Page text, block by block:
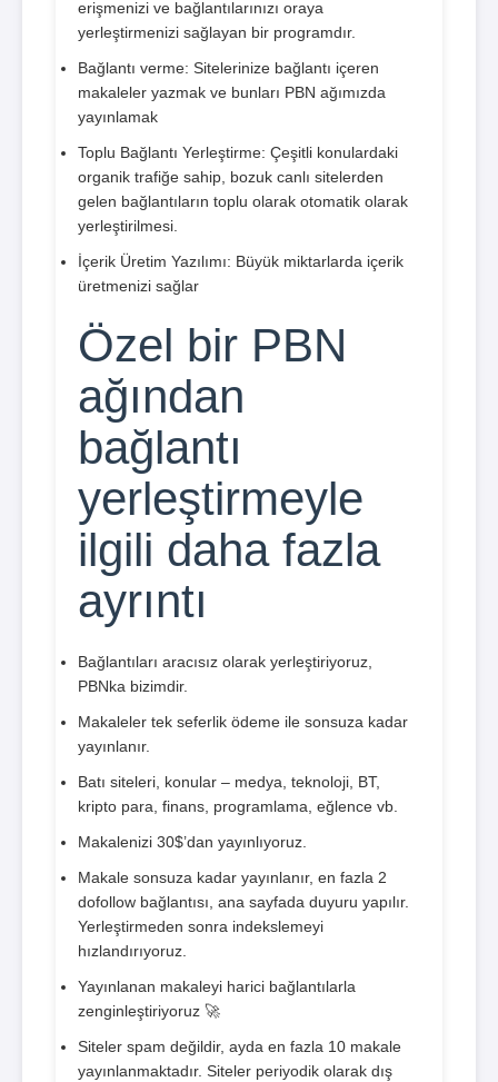
erişmenizi ve bağlantılarınızı oraya
yerleştirmenizi sağlayan bir programdır.
Bağlantı verme: Sitelerinize bağlantı içeren
makaleler yazmak ve bunları PBN ağımızda
yayınlamak
Toplu Bağlantı Yerleştirme: Çeşitli konulardaki
organik trafiğe sahip, bozuk canlı sitelerden
gelen bağlantıların toplu olarak otomatik olarak
yerleştirilmesi.
İçerik Üretim Yazılımı: Büyük miktarlarda içerik
üretmenizi sağlar
Özel bir PBN
ağından
bağlantı
yerleştirmeyle
ilgili daha fazla
ayrıntı
Bağlantıları aracısız olarak yerleştiriyoruz,
PBNka bizimdir.
Makaleler tek seferlik ödeme ile sonsuza kadar
yayınlanır.
Batı siteleri, konular – medya, teknoloji, BT,
kripto para, finans, programlama, eğlence vb.
Makalenizi 30$’dan yayınlıyoruz.
Makale sonsuza kadar yayınlanır, en fazla 2
dofollow bağlantısı, ana sayfada duyuru yapılır.
Yerleştirmeden sonra indekslemeyi
hızlandırıyoruz.
Yayınlanan makaleyi harici bağlantılarla
zenginleştiriyoruz 🚀
Siteler spam değildir, ayda en fazla 10 makale
yayınlanmaktadır. Siteler periyodik olarak dış